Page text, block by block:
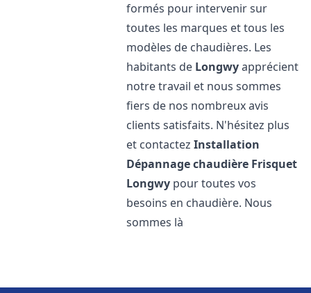
formés pour intervenir sur
toutes les marques et tous les
modèles de chaudières. Les
habitants de Longwyapprécient
notre travail et nous sommes
fiers de nos nombreux avis
clients satisfaits. N'hésitez plus
et contactezInstallation
Dépannage chaudière Frisquet
Longwy pour toutes vos
besoins en chaudière. Nous
sommes là